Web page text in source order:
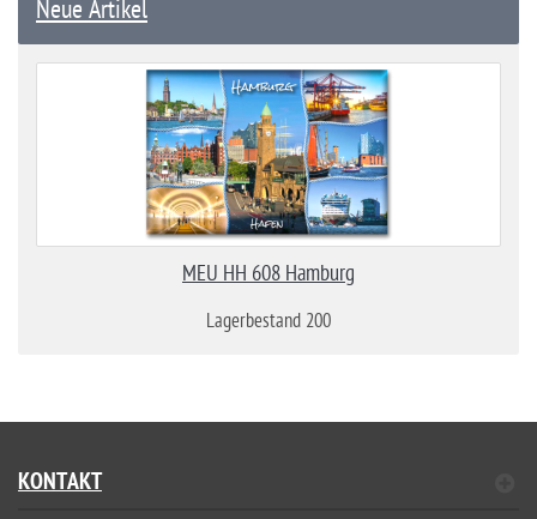
Neue Artikel
MEU HH 608 Hamburg
Lagerbestand 200
KONTAKT